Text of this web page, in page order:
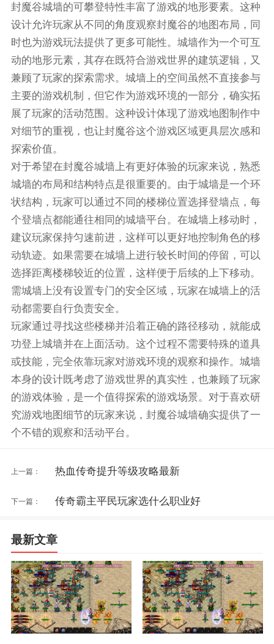
封魔谷城墙的可攀登特性丰富了游戏的地形要素。这种
设计允许玩家从不同的角度观察封魔谷的地图布局，同
时也为游戏玩法提供了更多可能性。城墙作为一个可互
动的地形元素，其存在既符合游戏世界的建筑逻辑，又
兼顾了玩家的探索需求。城墙上的空间虽然不直接参与
主要的游戏机制，但它作为游戏环境的一部分，确实拓
展了玩家的活动范围。这种设计体现了游戏地图制作中
对细节的重视，也让封魔谷这个游戏区域更具层次感和
探索价值。
对于希望在封魔谷城墙上有更好体验的玩家来说，熟悉
城墙的布局和结构特点是很重要的。由于城墙是一个环
状结构，玩家可以通过不同的楼梯位置选择登墙点，每
个登墙点都能通往相同的城墙平台。在城墙上移动时，
建议玩家保持匀速前进，这样可以更好地控制角色的移
动轨迹。如果需要在城墙上进行较长时间的停留，可以
选择距离楼梯较近的位置，这样便于后续的上下移动。
需城墙上没有设置专门的安全区域，玩家在城墙上的活
动都需要自行负责安全。
玩家通过寻找这些楼梯并沿着正确的路径移动，就能成
功登上城墙并在上面活动。这个过程不需要特殊的道具
或技能，完全依靠玩家对游戏环境的观察和操作。城墙
本身的设计既考虑了游戏世界的真实性，也兼顾了玩家
的游戏体验，是一个值得探索的游戏场景。对于喜欢研
究游戏地图细节的玩家来说，封魔谷城墙确实提供了一
个不错的观察和活动平台。
上一篇： 热血传奇提升等级攻略最新
下一篇： 传奇霸主平民玩家选什么职业好
最新文章